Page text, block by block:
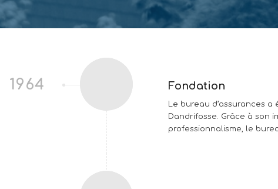
1964 Fondation
Le bureau d’assurances
Dandrifosse. Grâce à son
professionnalisme, le